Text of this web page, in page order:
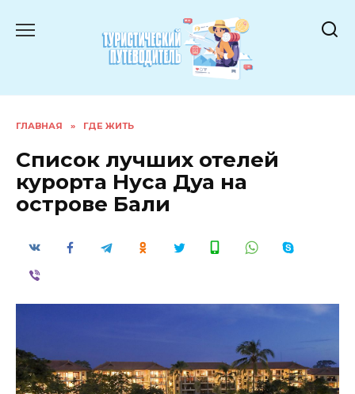
ГЛАВНАЯ » ГДЕ ЖИТЬ
Список лучших отелей
курорта Нуса Дуа на
острове Бали